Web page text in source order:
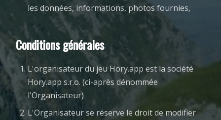
les données, informations, photos fournies,
Conditions générales
L'organisateur du jeu Hory.app est la société
Hory.app s.r.o. (ci-après dénommée
l'Organisateur)
L'Organisateur se réserve le droit de modifier